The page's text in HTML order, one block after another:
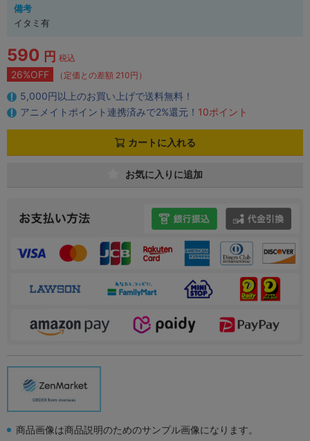
備考
イタミ有
590 円 税込
26%OFF （定価との差額 210円）
5,000円以上のお買い上げで送料無料！
アニメイトポイント連携済みで2%還元！ 10ポイント
カートに入れる
お気に入りに追加
商品画像は商品説明のためのサンプル画像になります。